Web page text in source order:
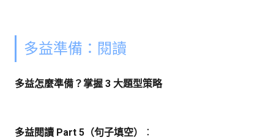
多益準備：閱讀
多益怎麼準備？掌握 3 大題型策略
多益閱讀 Part 5（句子填空）
：